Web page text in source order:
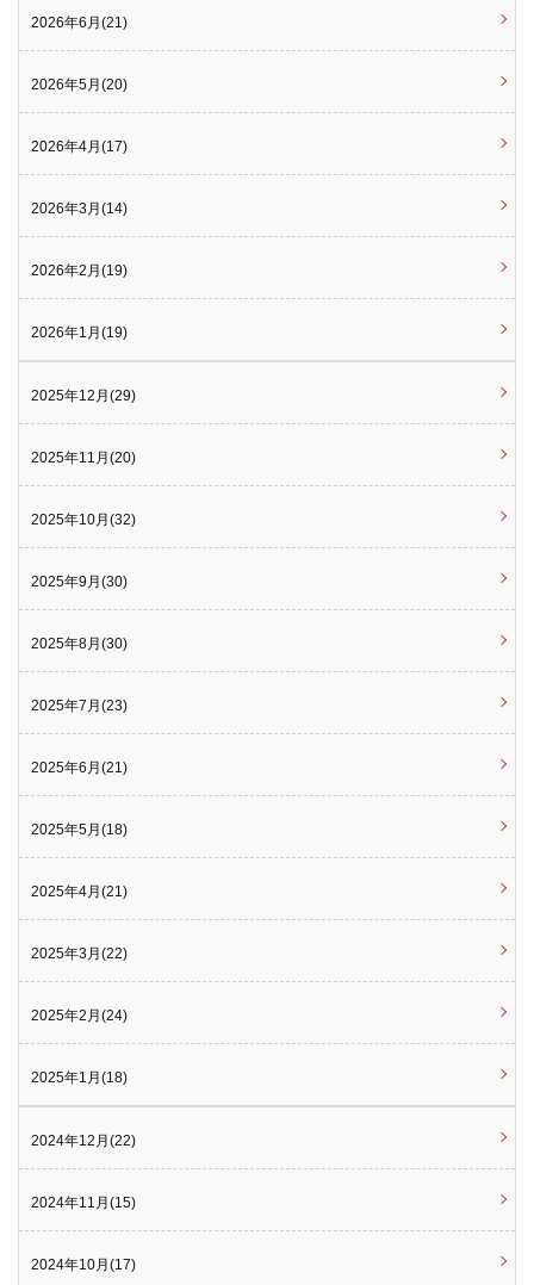
2026年6月(21)
2026年5月(20)
2026年4月(17)
2026年3月(14)
2026年2月(19)
2026年1月(19)
2025年12月(29)
2025年11月(20)
2025年10月(32)
2025年9月(30)
2025年8月(30)
2025年7月(23)
2025年6月(21)
2025年5月(18)
2025年4月(21)
2025年3月(22)
2025年2月(24)
2025年1月(18)
2024年12月(22)
2024年11月(15)
2024年10月(17)